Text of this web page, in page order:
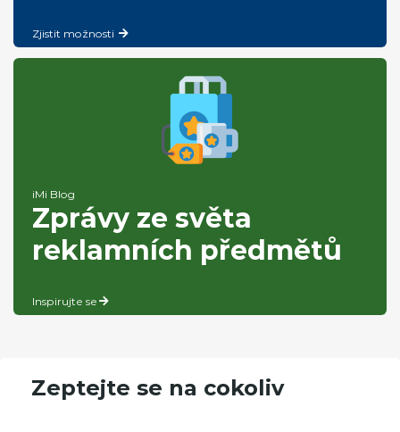
Zjistit možnosti
iMi Blog
Zprávy ze světa
reklamních předmětů
Inspirujte se
Zeptejte se na cokoliv